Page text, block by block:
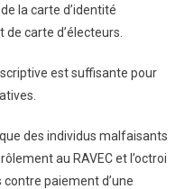
la carte d’identité
carte d’électeurs.
est suffisante pour
des individus malfaisants
au RAVEC et l’octroi
paiement d’une